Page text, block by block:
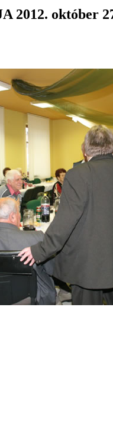
2012. október